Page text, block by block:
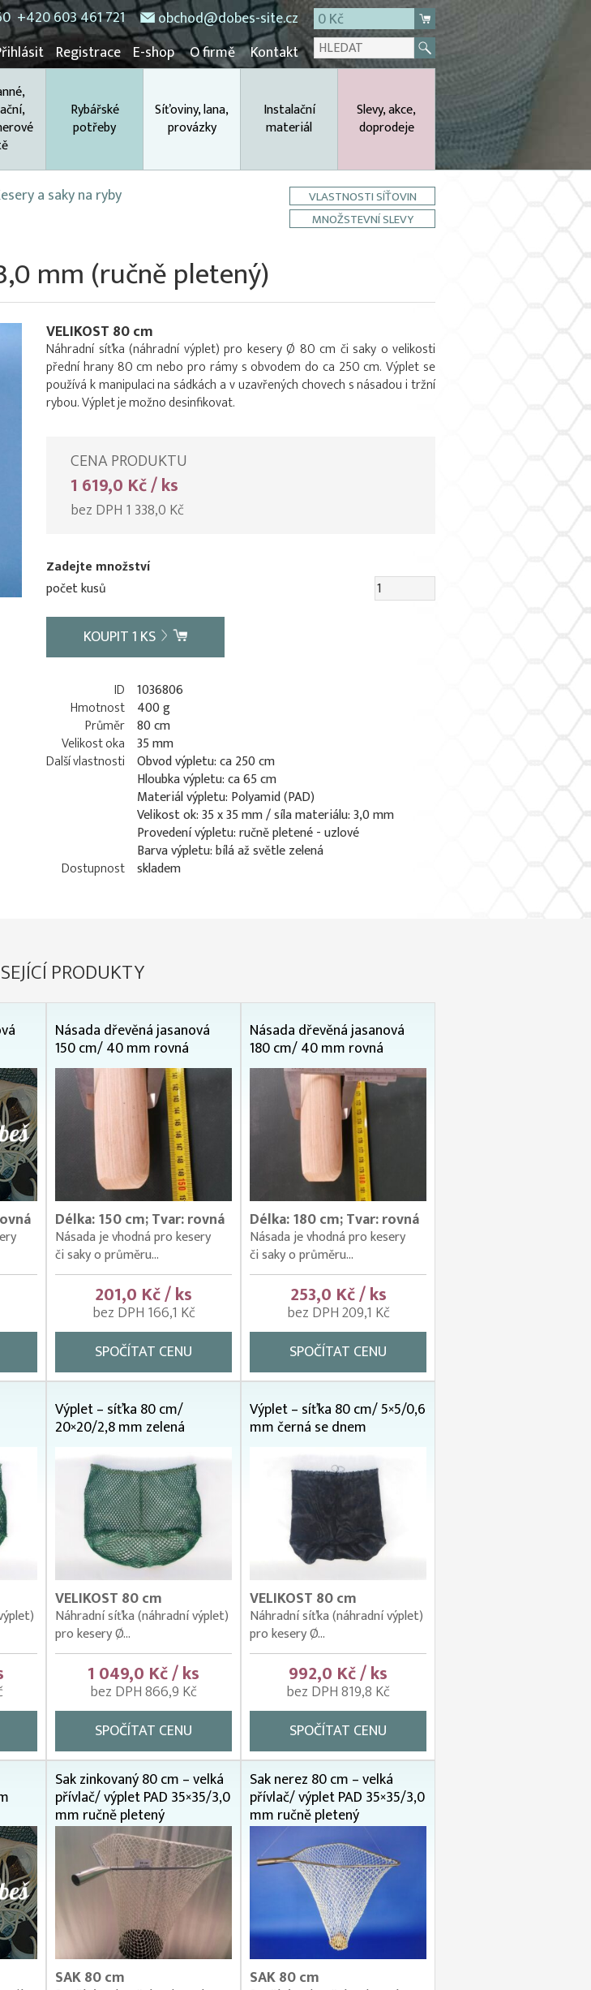
+420 603 461 721 obchod@dobes-site.cz
0 Kč
Registrace E-shop O firmě Kontakt
Rybářské
potřeby
Síťoviny, lana,
provázky
Instalační
materiál
Slevy, akce,
doprodeje
a saky na ryby
VLASTNOSTI SÍŤOVIN
MNOŽSTEVNÍ SLEVY
mm (ručně pletený)
VELIKOST 80 cm
Náhradní síťka (náhradní výplet) pro kesery Ø 80 cm či saky o velikosti
přední hrany 80 cm nebo pro rámy s obvodem do ca 250 cm. Výplet se
používá k manipulaci na sádkách a v uzavřených chovech s násadou i tržní
rybou. Výplet je možno desinfikovat.
CENA PRODUKTU
1 619,0 Kč / ks
bez DPH 1 338,0 Kč
Zadejte množství
počet kusů
KOUPIT1 KS
ID 1036806
Hmotnost 400 g
Průměr 80 cm
Velikost oka 35 mm
Další vlastnosti Obvod výpletu: ca 250 cm
Hloubka výpletu: ca 65 cm
Materiál výpletu: Polyamid (PAD)
Velikost ok: 35 x 35 mm / síla materiálu: 3,0 mm
Provedení výpletu: ručně pletené - uzlové
Barva výpletu: bílá až světle zelená
Dostupnost skladem
PRODUKTY
Násada dřevěná jasanová
150 cm/ 40 mm rovná
Délka: 150 cm; Tvar: rovná
Násada je vhodná pro kesery
či saky o průměru...
201,0 Kč / ks
bez DPH 166,1 Kč
SPOČÍTAT CENU
Násada dřevěná jasanová
180 cm/ 40 mm rovná
Délka: 180 cm; Tvar: rovná
Násada je vhodná pro kesery
či saky o průměru...
253,0 Kč / ks
bez DPH 209,1 Kč
SPOČÍTAT CENU
Výplet – síťka 80 cm/
20×20/2,8 mm zelená
VELIKOST 80 cm
Náhradní síťka (náhradní výplet)
pro kesery Ø...
1 049,0 Kč / ks
bez DPH 866,9 Kč
SPOČÍTAT CENU
Výplet – síťka 80 cm/ 5×5/0,6
mm černá se dnem
VELIKOST 80 cm
Náhradní síťka (náhradní výplet)
pro kesery Ø...
992,0 Kč / ks
bez DPH 819,8 Kč
SPOČÍTAT CENU
Sak zinkovaný 80 cm – velká
přívlač/ výplet PAD 35×35/3,0
mm ručně pletený
SAK 80 cm
Sak nerez 80 cm – velká
přívlač/ výplet PAD 35×35/3,0
mm ručně pletený
SAK 80 cm